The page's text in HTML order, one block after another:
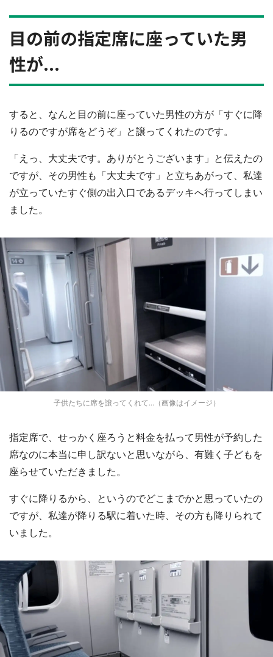
目の前の指定席に座っていた男
性が...
すると、なんと目の前に座っていた男性の方が「すぐに降
りるのですが席をどうぞ」と譲ってくれたのです。
「えっ、大丈夫です。ありがとうございます」と伝えたの
ですが、その男性も「大丈夫です」と立ちあがって、私達
が立っていたすぐ側の出入口であるデッキへ行ってしまい
ました。
子供たちに席を譲ってくれて...（画像はイメージ）
指定席で、せっかく座ろうと料金を払って男性が予約した
席なのに本当に申し訳ないと思いながら、有難く子どもを
座らせていただきました。
すぐに降りるから、というのでどこまでかと思っていたの
ですが、私達が降りる駅に着いた時、その方も降りられて
いました。